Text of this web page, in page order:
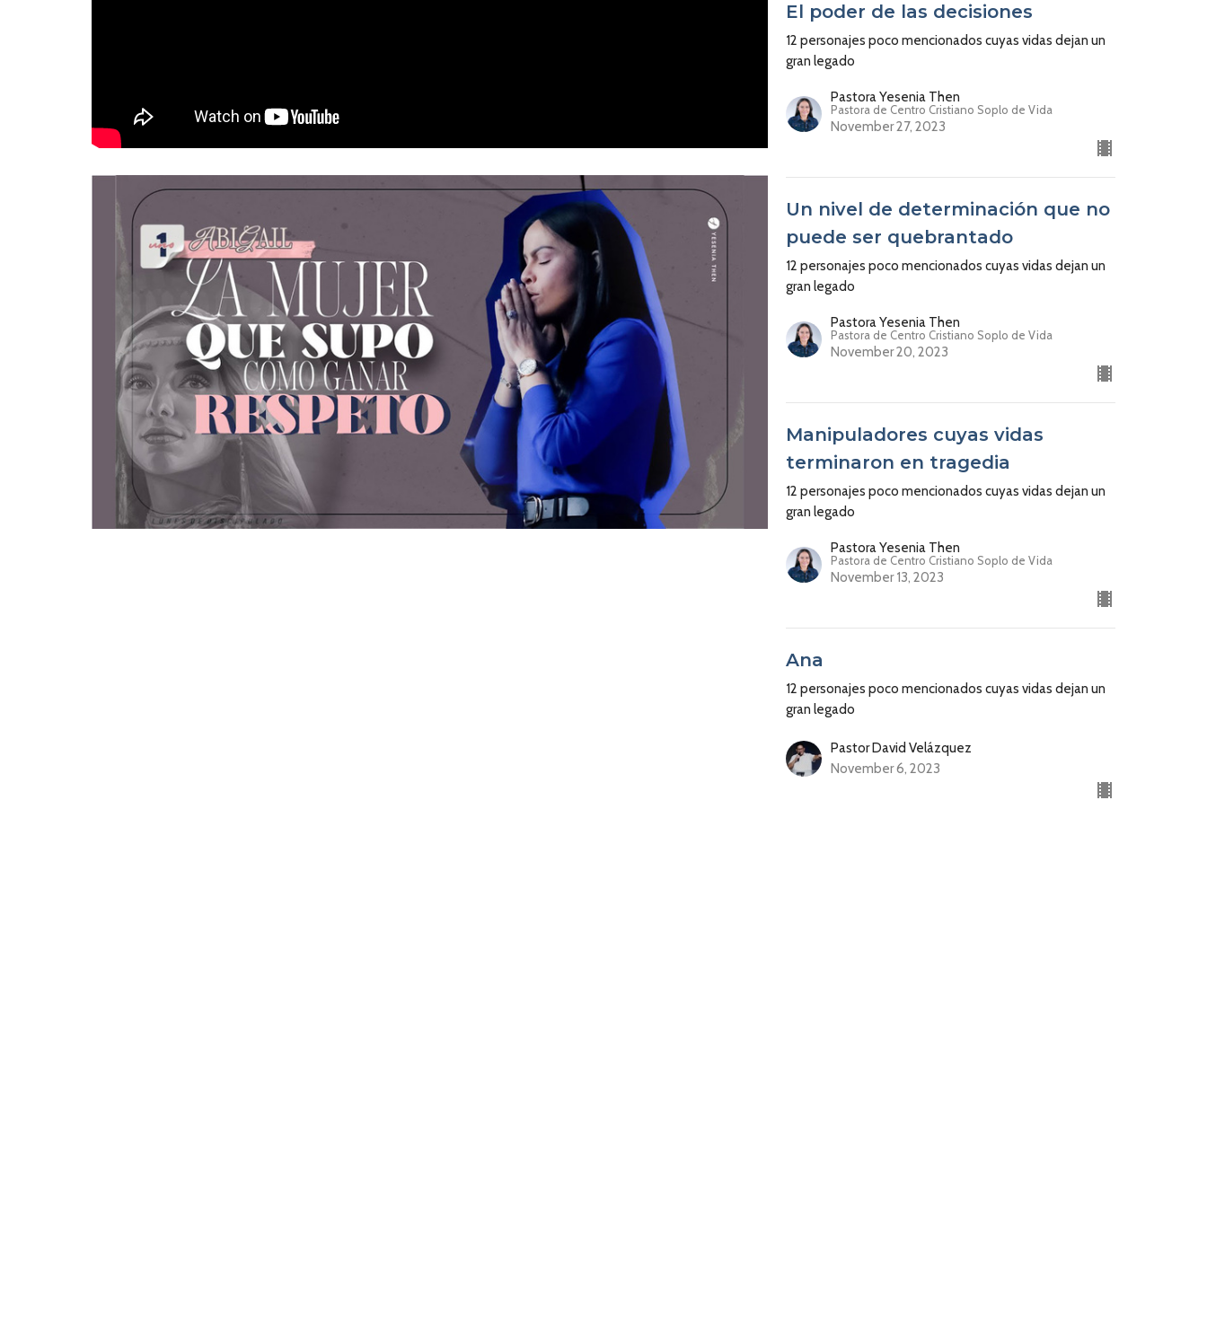
El poder de las decisiones
12 personajes poco mencionados cuyas vidas dejan un
gran legado
Pastora Yesenia Then
Pastora de Centro Cristiano Soplo de Vida
November 27, 2023
Un nivel de determinación que no
puede ser quebrantado
12 personajes poco mencionados cuyas vidas dejan un
gran legado
Pastora Yesenia Then
Pastora de Centro Cristiano Soplo de Vida
November 20, 2023
Manipuladores cuyas vidas
terminaron en tragedia
12 personajes poco mencionados cuyas vidas dejan un
gran legado
Pastora Yesenia Then
Pastora de Centro Cristiano Soplo de Vida
November 13, 2023
Ana
12 personajes poco mencionados cuyas vidas dejan un
gran legado
Pastor David Velázquez
November 6, 2023